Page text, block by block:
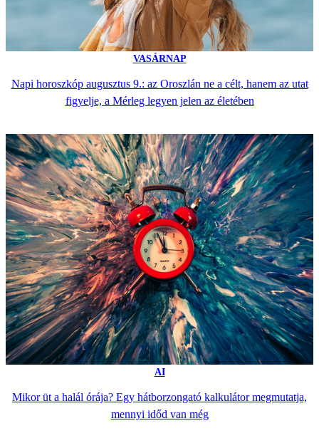
VASÁRNAP
Napi horoszkóp augusztus 9.: az Oroszlán ne a célt, hanem az utat
figyelje, a Mérleg legyen jelen az életében
AI
Mikor üt a halál órája? Egy hátborzongató kalkulátor megmutatja,
mennyi időd van még